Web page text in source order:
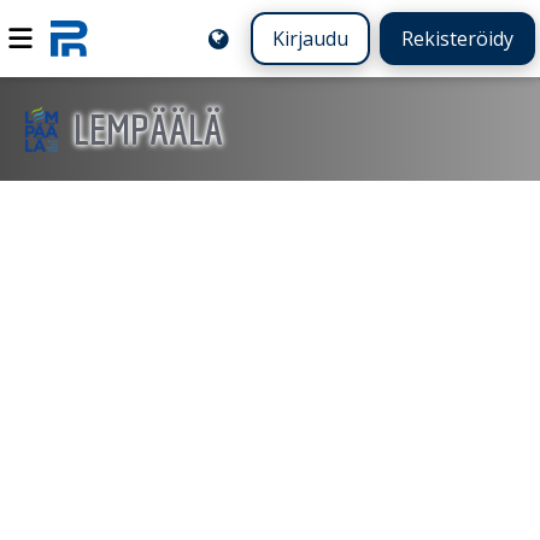
Kirjaudu Rekisteröidy
LEMPÄÄLÄ